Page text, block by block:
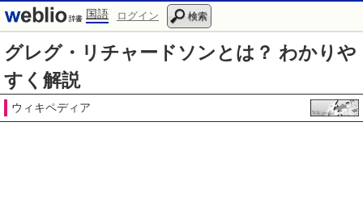
国語 ログイン 検索
グレグ・リチャードソンとは？ わかりや
すく解説
ウィキペディア